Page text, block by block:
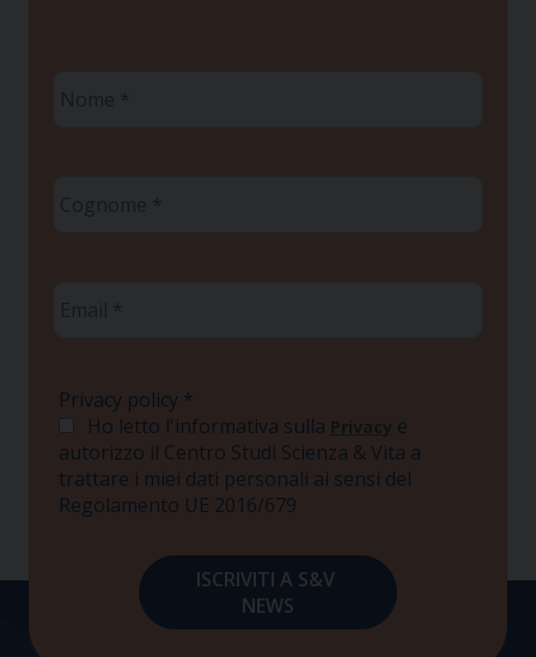
Privacy policy *
Ho letto l'informativa sulla Privacy e
autorizzo il Centro Studi Scienza & Vita a
trattare i miei dati personali ai sensi del
Regolamento UE 2016/679